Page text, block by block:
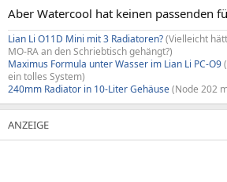
Aber Watercool hat keinen passenden
Lian Li O11D Mini mit 3 Radiatoren?(Vielleicht
MO-RA an den Schriebtisch gehängt?)
Maximus Formula unter Wasser im Lian Li PC-O9
ein tolles System)
240mm Radiator in 10-Liter Gehäuse(Node 202